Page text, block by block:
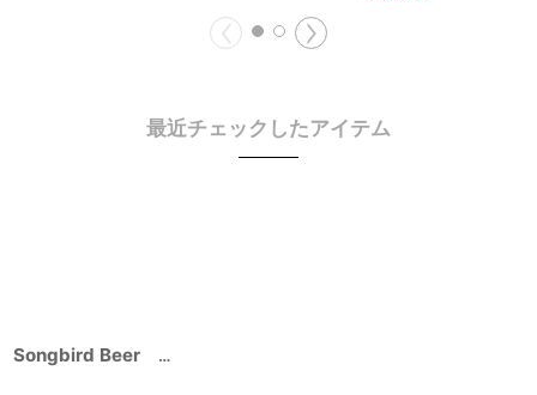
最近チェックしたアイテム
Songbird Beer BRETT TABLE BEER（ソングバードビール ブレッタ テーブル ビア） 330ml